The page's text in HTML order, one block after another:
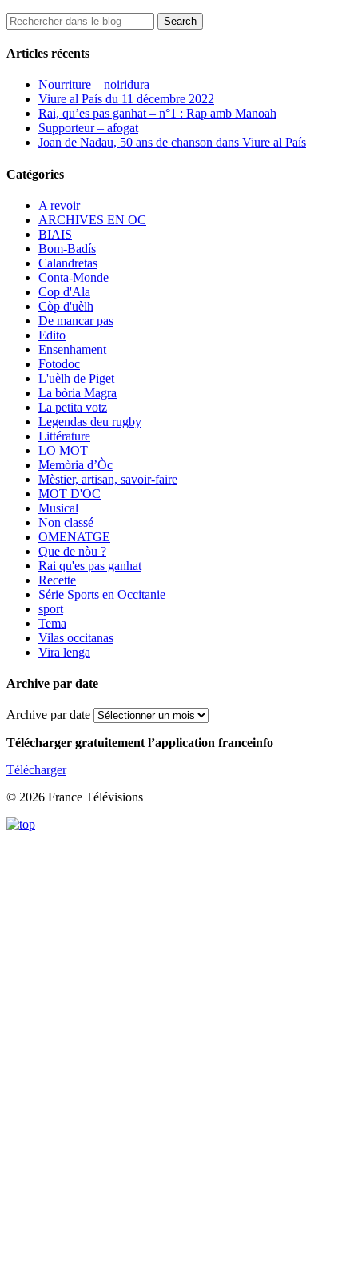
Articles récents
Nourriture – noiridura
Viure al País du 11 décembre 2022
Rai, qu’es pas ganhat – n°1 : Rap amb Manoah
Supporteur – afogat
Joan de Nadau, 50 ans de chanson dans Viure al País
Catégories
A revoir
ARCHIVES EN OC
BIAIS
Bom-Badís
Calandretas
Conta-Monde
Cop d'Ala
Còp d'uèlh
De mancar pas
Edito
Ensenhament
Fotodoc
L'uèlh de Piget
La bòria Magra
La petita votz
Legendas deu rugby
Littérature
LO MOT
Memòria d’Òc
Mèstier, artisan, savoir-faire
MOT D'OC
Musical
Non classé
OMENATGE
Que de nòu ?
Rai qu'es pas ganhat
Recette
Série Sports en Occitanie
sport
Tema
Vilas occitanas
Vira lenga
Archive par date
Archive par date
Télécharger gratuitement l’application franceinfo
Télécharger
© 2026 France Télévisions